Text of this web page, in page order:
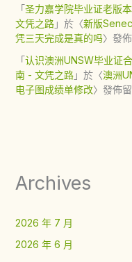
「圣力嘉学院毕业证老版
文凭之路」於〈新版
凭三天完成是真的吗〉發
「认识澳洲UNSW毕业证
南 - 文凭之路」於〈澳洲
电子图成绩单修改〉發佈
Archives
2026 年 7 月
2026 年 6 月